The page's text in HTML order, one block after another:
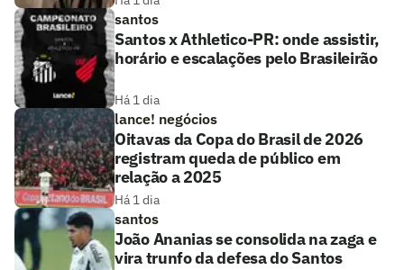
santos
Santos x Athletico-PR: onde assistir,
horário e escalações pelo Brasileirão
Há 1 dia
lance! negócios
Oitavas da Copa do Brasil de 2026
registram queda de público em
relação a 2025
Há 1 dia
santos
João Ananias se consolida na zaga e
vira trunfo da defesa do Santos